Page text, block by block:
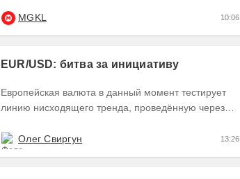
MGKL
10:06
EUR/USD: битва за инициативу
Европейская валюта в данный момент тестирует
линию нисходящего тренда, проведённую через
формированием...
Олег Свиргун 13:26